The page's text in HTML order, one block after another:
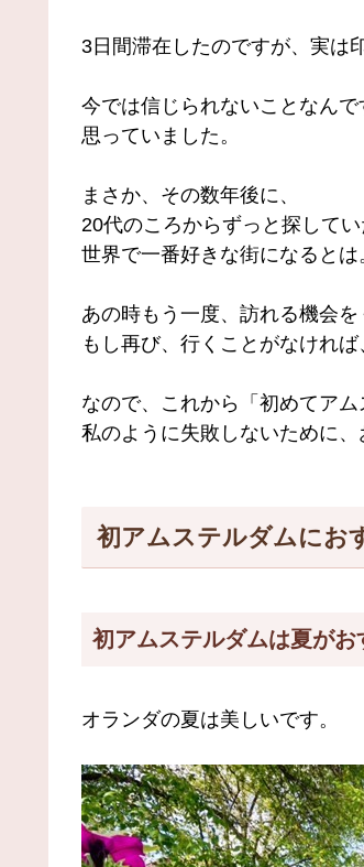
3日間滞在したのですが、実は
今では信じられないことなん
思っていました。
まさか、その数年後に、
20代のころからずっと探して
世界で一番好きな街になるとは
あの時もう一度、訪れる機会を
もし再び、行くことがなけれ
なので、これから「初めてアム
私のように失敗しないために
初アムステルダムにお
初アムステルダムは夏がお
オランダの夏は美しいです。